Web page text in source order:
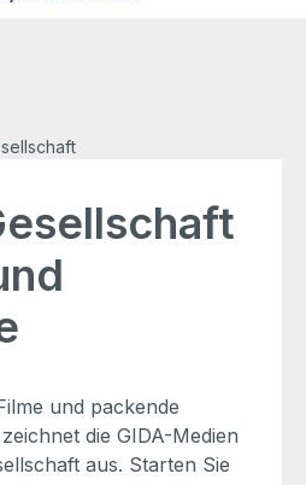
und packende
die GIDA-Medien
aus. Starten Sie